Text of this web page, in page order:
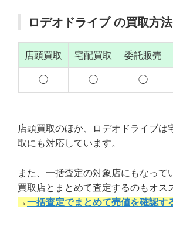
ロデオドライブ の買取方法
店頭買取 宅配買取 委託販売
◯ ◯ ◯
店頭買取のほか、ロデオドライブは
取にも対応しています。
また、一括査定の対象店にもなって
買取店とまとめて査定するのもオス
→一括査定でまとめて売値を確認す